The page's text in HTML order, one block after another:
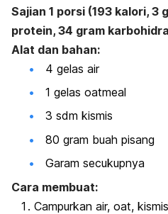
Sajian 1 porsi (193 kalori, 3
protein, 34 gram
Alat dan bahan:
4 gelas air
1 gelas oatmeal
3 sdm kismis
80 gram buah pisang
Garam secukupnya
Cara membuat:
Campurkan air, oat,